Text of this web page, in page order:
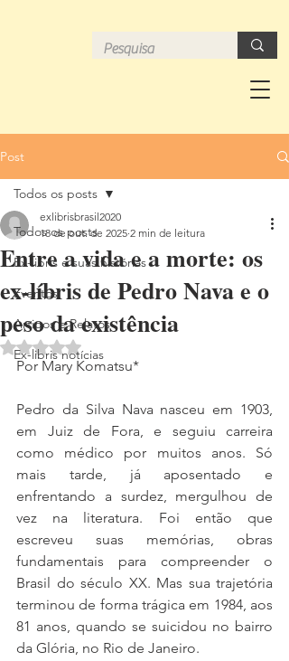
Post
Todos os posts
Ex-libris e suas histórias
Eventos
Artigos e Relatos
Ex-libris notícias
Todos os posts
Entre a vida e a morte: os
ex-líbris de Pedro Nava e o
peso da existência
exlibrisbrasil2020
18 de out. de 2025 2 min de leitura
Avaliado com NaN de 5 estrelas.
Por Mary Komatsu*
Pedro da Silva Nava nasceu em 1903,
em Juiz de Fora, e seguiu carreira
como médico por muitos anos. Só
mais tarde, já aposentado e
enfrentando a surdez, mergulhou de
vez na literatura. Foi então que
escreveu suas memórias, obras
fundamentais para compreender o
Brasil do século XX. Mas sua trajetória
terminou de forma trágica em 1984, aos
81 anos, quando se suicidou no bairro
da Glória, no Rio de Janeiro.